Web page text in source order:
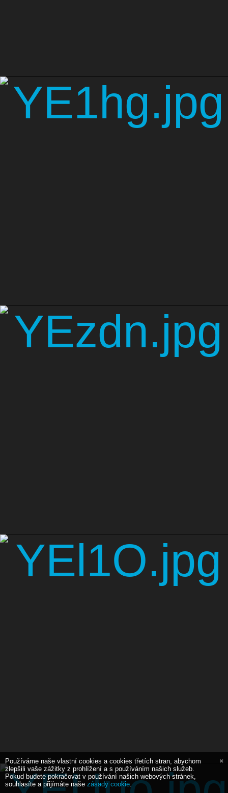
Používáme naše vlastní cookies a cookies třetích stran, abychom
zlepšili vaše zážitky z prohlížení a s používáním našich služeb.
Pokud budete pokračovat v používání našich webových stránek,
souhlasíte a přijímáte naše zásady cookie.